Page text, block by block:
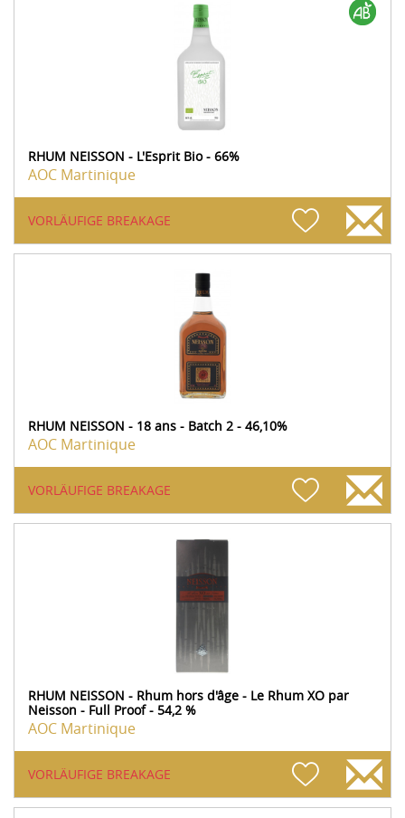
RHUM NEISSON - L'Esprit Bio - 66%
AOC Martinique
VORLÄUFIGE BREAKAGE
RHUM NEISSON - 18 ans - Batch 2 - 46,10%
AOC Martinique
VORLÄUFIGE BREAKAGE
RHUM NEISSON - Rhum hors d'âge - Le Rhum XO par
Neisson - Full Proof - 54,2 %
AOC Martinique
VORLÄUFIGE BREAKAGE